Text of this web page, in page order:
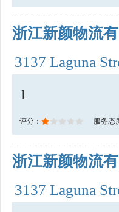
浙江新颜物流
3137 Laguna
1
评分： 服务态
浙江新颜物流
3137 Laguna